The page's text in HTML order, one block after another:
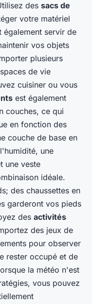
des sacs de
votre matériel
également servir de
vos objets
plusieurs
de vie
cuisiner ou vous
est également
couches, ce qui
en fonction des
couche de base en
une
une veste
idéale.
des chaussettes en
garderont vos pieds
des activités
des jeux de
pour observer
rester occupé et de
la météo n'est
vous pouvez